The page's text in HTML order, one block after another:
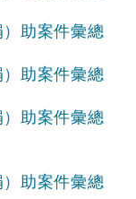
助案件彙總
助案件彙總
助案件彙總
助案件彙總